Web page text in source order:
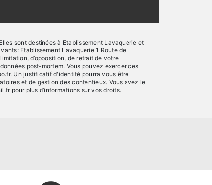
sont destinées à Etablissement Lavaquerie et
Etablissement Lavaquerie 1 Route de
d’opposition, de retrait de votre
post-mortem. Vous pouvez exercer ces
Un justificatif d'identité pourra vous être
et de gestion des contentieux. Vous avez le
pour plus d’informations sur vos droits.